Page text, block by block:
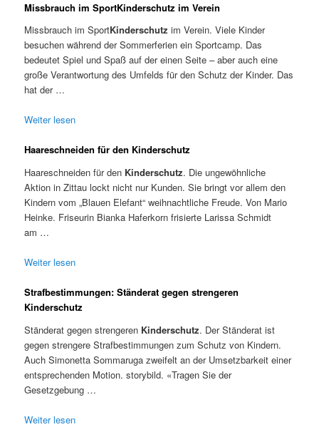
Missbrauch im SportKinderschutz im Verein
Missbrauch im SportKinderschutz im Verein. Viele Kinder
besuchen während der Sommerferien ein Sportcamp. Das
bedeutet Spiel und Spaß auf der einen Seite – aber auch eine
große Verantwortung des Umfelds für den Schutz der Kinder. Das
hat der …
Weiter lesen
Haareschneiden für den Kinderschutz
Haareschneiden für den Kinderschutz. Die ungewöhnliche
Aktion in Zittau lockt nicht nur Kunden. Sie bringt vor allem den
Kindern vom „Blauen Elefant“ weihnachtliche Freude. Von Mario
Heinke. Friseurin Bianka Haferkorn frisierte Larissa Schmidt
am …
Weiter lesen
Strafbestimmungen: Ständerat gegen strengeren
Kinderschutz
Ständerat gegen strengeren Kinderschutz. Der Ständerat ist
gegen strengere Strafbestimmungen zum Schutz von Kindern.
Auch Simonetta Sommaruga zweifelt an der Umsetzbarkeit einer
entsprechenden Motion. storybild. «Tragen Sie der
Gesetzgebung …
Weiter lesen